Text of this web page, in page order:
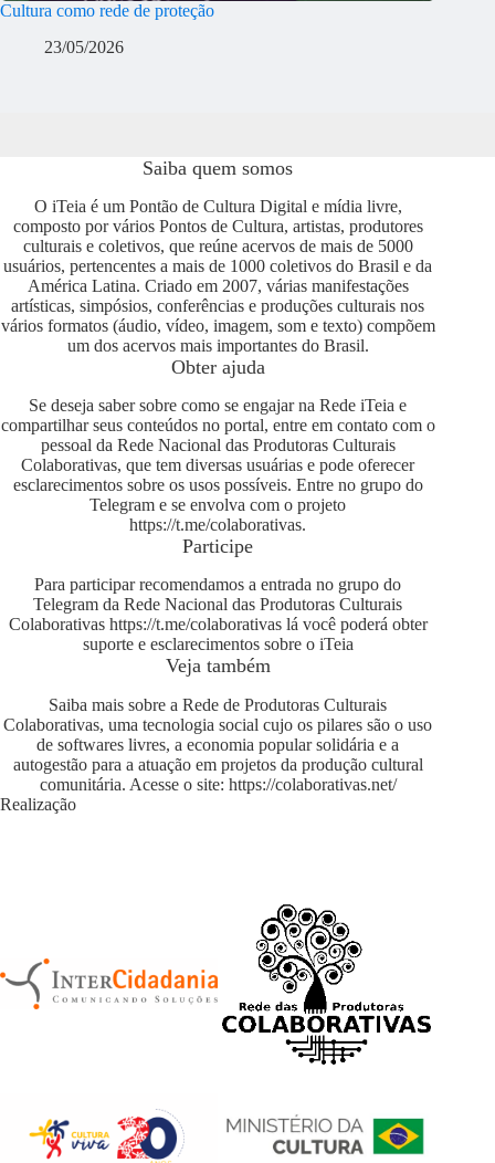
Cultura como rede de proteção
23/05/2026
Saiba quem somos
O iTeia é um Pontão de Cultura Digital e mídia livre,
composto por vários Pontos de Cultura, artistas, produtores
culturais e coletivos, que reúne acervos de mais de 5000
usuários, pertencentes a mais de 1000 coletivos do Brasil e da
América Latina. Criado em 2007, várias manifestações
artísticas, simpósios, conferências e produções culturais nos
vários formatos (áudio, vídeo, imagem, som e texto) compõem
um dos acervos mais importantes do Brasil.
Obter ajuda
Se deseja saber sobre como se engajar na Rede iTeia e
compartilhar seus conteúdos no portal, entre em contato com o
pessoal da Rede Nacional das Produtoras Culturais
Colaborativas, que tem diversas usuárias e pode oferecer
esclarecimentos sobre os usos possíveis. Entre no grupo do
Telegram e se envolva com o projeto
https://t.me/colaborativas.
Participe
Para participar recomendamos a entrada no grupo do
Telegram da Rede Nacional das Produtoras Culturais
Colaborativas https://t.me/colaborativaslá você poderá obter
suporte e esclarecimentos sobre o iTeia
Veja também
Saiba mais sobre a Rede de Produtoras Culturais
Colaborativas, uma tecnologia social cujo os pilares são o uso
de softwares livres, a economia popular solidária e a
autogestão para a atuação em projetos da produção cultural
comunitária. Acesse o site: https://colaborativas.net/
Realização